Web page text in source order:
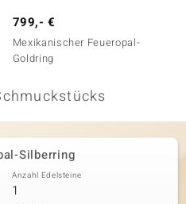
799,- €
Mexikanischer Feueropal-
Goldring
Silberring
Anzahl Edelsteine
1